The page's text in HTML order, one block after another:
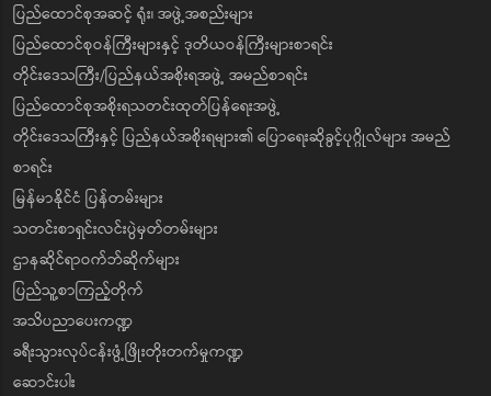
ပြည်ထောင်စုအဆင့် ရုံး၊ အဖွဲ့အစည်းများ
ပြည်ထောင်စုဝန်ကြီးများနှင့် ဒုတိယဝန်ကြီးများစာရင်း
တိုင်းဒေသကြီး/ပြည်နယ်အစိုးရအဖွဲ့ အမည်စာရင်း
ပြည်ထောင်စုအစိုးရသတင်းထုတ်ပြန်ရေးအဖွဲ့
တိုင်းဒေသကြီးနှင့် ပြည်နယ်အစိုးရများ၏ ပြောရေးဆိုခွင့်ပုဂ္ဂိုလ်များ အမည်
စာရင်း
မြန်မာနိုင်ငံ ပြန်တမ်းများ
သတင်းစာရှင်းလင်းပွဲမှတ်တမ်းများ
ဌာနဆိုင်ရာဝက်ဘ်ဆိုက်များ
ပြည်သူ့စာကြည့်တိုက်
အသိပညာပေးကဏ္ဍ
ခရီးသွားလုပ်ငန်းဖွံ့ဖြိုးတိုးတက်မှုကဏ္ဍ
ဆောင်းပါး